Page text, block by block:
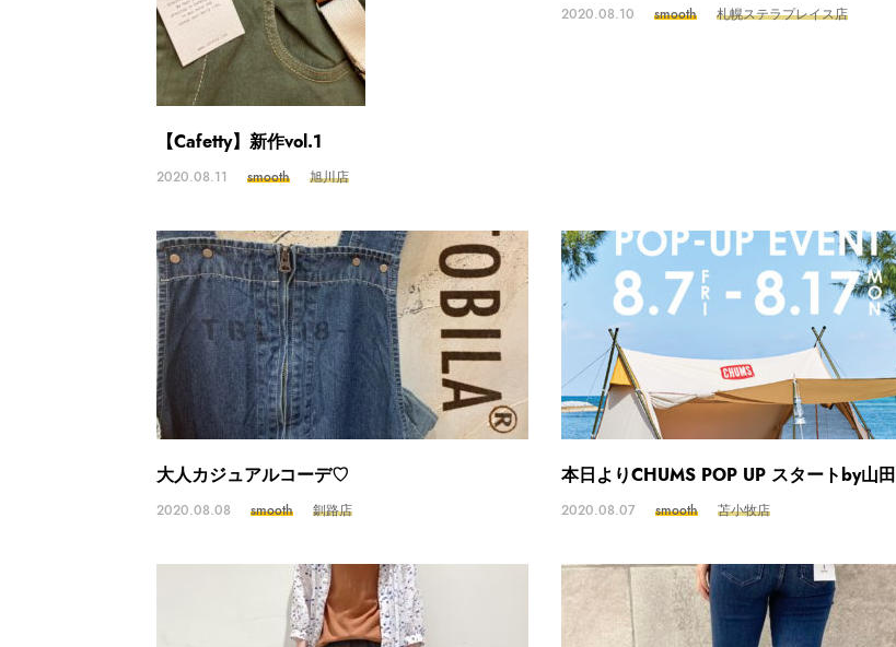
【Cafetty】新作vol.1
2020.08.11 smooth 旭川店
2020.08.10 smooth 札幌ステラプレイス店
大人カジュアルコーデ♡
2020.08.08 smooth 釧路店
本日よりCHUMS POP UP スタートby山田
2020.08.07 smooth 苫小牧店